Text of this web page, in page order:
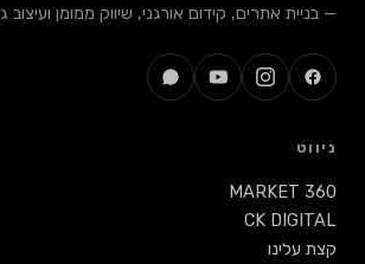
— בניית אתרים, קידום אורגני, שיווק ממומן ועיצוב
ניווט
MARKET 360
CK DIGITAL
קצת עלינו